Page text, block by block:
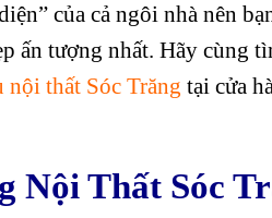
của cả ngôi nhà nên
ấn tượng nhất. Hãy cùng
nội thất Sóc Trăng tại cửa
Nội Thất Sóc